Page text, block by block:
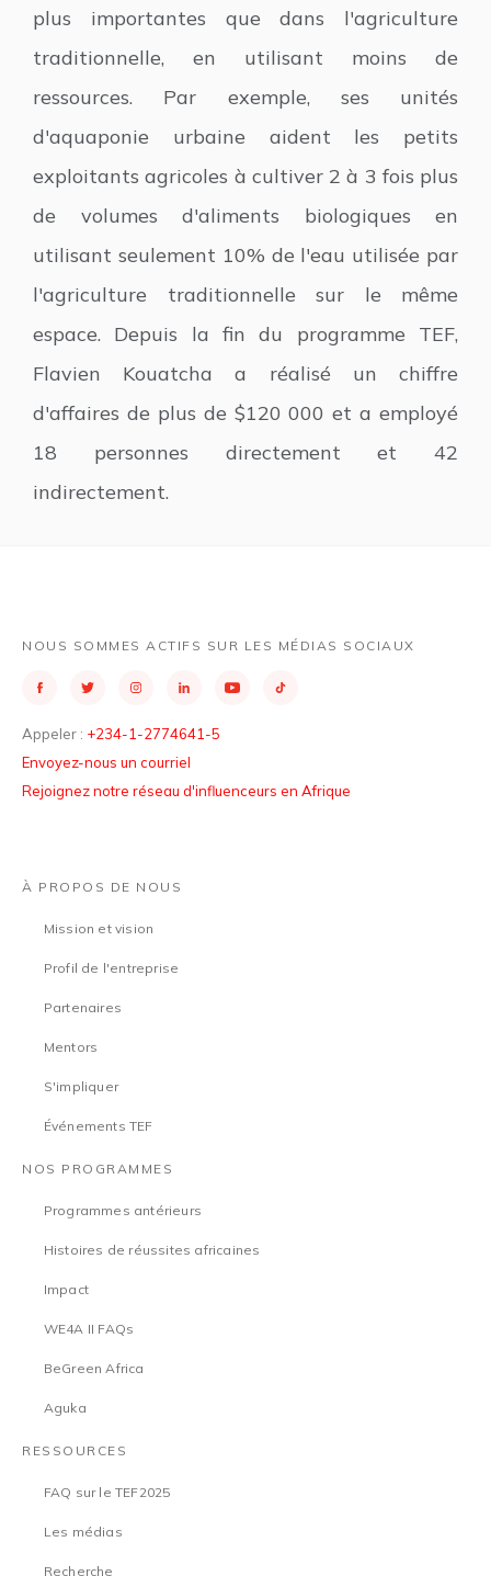
plus importantes que dans l'agriculture
traditionnelle, en utilisant moins de
ressources. Par exemple, ses unités
d'aquaponie urbaine aident les petits
exploitants agricoles à cultiver 2 à 3 fois plus
de volumes d'aliments biologiques en
utilisant seulement 10% de l'eau utilisée par
l'agriculture traditionnelle sur le même
espace. Depuis la fin du programme TEF,
Flavien Kouatcha a réalisé un chiffre
d'affaires de plus de $120 000 et a employé
18 personnes directement et 42
indirectement.
NOUS SOMMES ACTIFS SUR LES MÉDIAS SOCIAUX
Appeler : +234-1-2774641-5
Envoyez-nous un courriel
Rejoignez notre réseau d'influenceurs en Afrique
À PROPOS DE NOUS
Mission et vision
Profil de l'entreprise
Partenaires
Mentors
S'impliquer
Événements TEF
NOS PROGRAMMES
Programmes antérieurs
Histoires de réussites africaines
Impact
WE4A II FAQs
BeGreen Africa
Aguka
RESSOURCES
FAQ sur le TEF2025
Les médias
Recherche